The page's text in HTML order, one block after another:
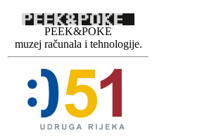
PEEK&POKE
muzej računala i tehnologije.